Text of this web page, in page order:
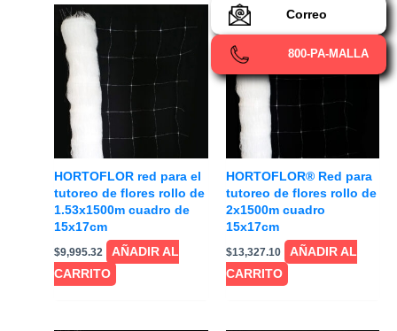
HORTOFLOR red para el
tutoreo de flores rollo de
1.53x1500m cuadro de
15x17cm
$9,995.32
AÑADIR AL
CARRITO
HORTOFLOR® Red para
tutoreo de flores rollo de
2x1500m cuadro
15x17cm
$13,327.10
AÑADIR AL
CARRITO
Correo
800-PA-MALLA